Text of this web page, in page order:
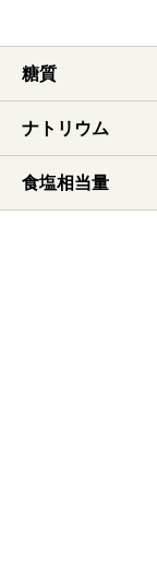
糖質
ナトリウム
食塩相当量